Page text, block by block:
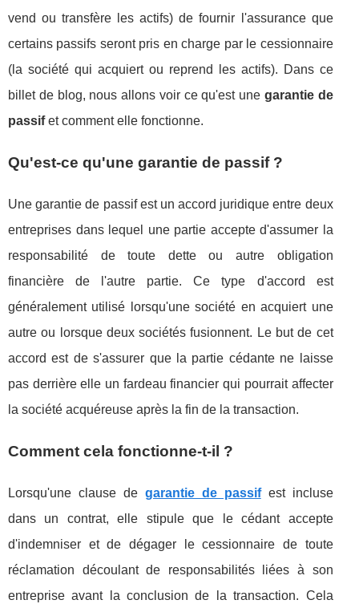
vend ou transfère les actifs) de fournir l'assurance que
certains passifs seront pris en charge par le cessionnaire
(la société qui acquiert ou reprend les actifs). Dans ce
billet de blog, nous allons voir ce qu'est une garantie de
passifet comment elle fonctionne.
Qu'est-ce qu'une garantie de passif ?
Une garantie de passif est un accord juridique entre deux
entreprises dans lequel une partie accepte d'assumer la
responsabilité de toute dette ou autre obligation
financière de l'autre partie. Ce type d'accord est
généralement utilisé lorsqu'une société en acquiert une
autre ou lorsque deux sociétés fusionnent. Le but de cet
accord est de s'assurer que la partie cédante ne laisse
pas derrière elle un fardeau financier qui pourrait affecter
la société acquéreuse après la fin de la transaction.
Comment cela fonctionne-t-il ?
Lorsqu'une clause de garantie de passifest incluse
dans un contrat, elle stipule que le cédant accepte
d'indemniser et de dégager le cessionnaire de toute
réclamation découlant de responsabilités liées à son
entreprise avant la conclusion de la transaction. Cela